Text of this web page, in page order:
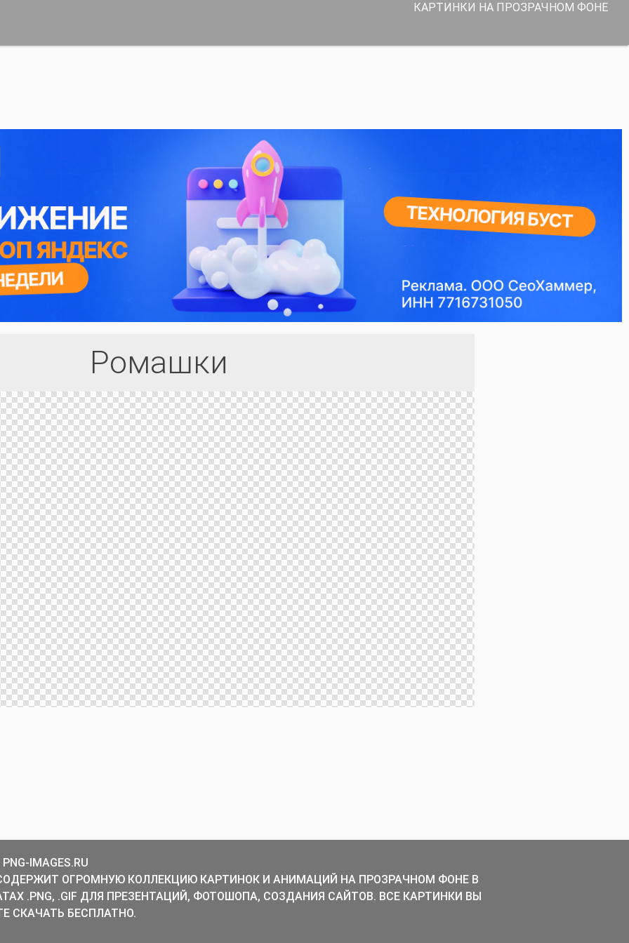
КАРТИНКИ НА ПРОЗРАЧНОМ ФОНЕ
Ромашки
IMAGES.RU
ОГРОМНУЮ КОЛЛЕКЦИЮ КАРТИНОК И АНИМАЦИЙ НА ПРОЗРАЧНОМ ФОНЕ В
.PNG, .GIF ДЛЯ ПРЕЗЕНТАЦИЙ, ФОТОШОПА, СОЗДАНИЯ САЙТОВ. ВСЕ КАРТИНКИ ВЫ
СКАЧАТЬ БЕСПЛАТНО.